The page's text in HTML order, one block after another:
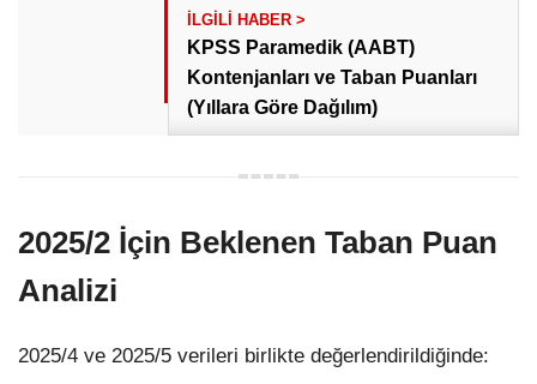
KPSS Paramedik (AABT)
Kontenjanları ve Taban Puanları
(Yıllara Göre Dağılım)
2025/2 İçin Beklenen Taban Puan
Analizi
2025/4 ve 2025/5 verileri birlikte değerlendirildiğinde: